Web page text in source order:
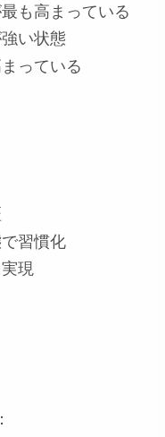
も高まっている
い状態
っている
習慣化
現